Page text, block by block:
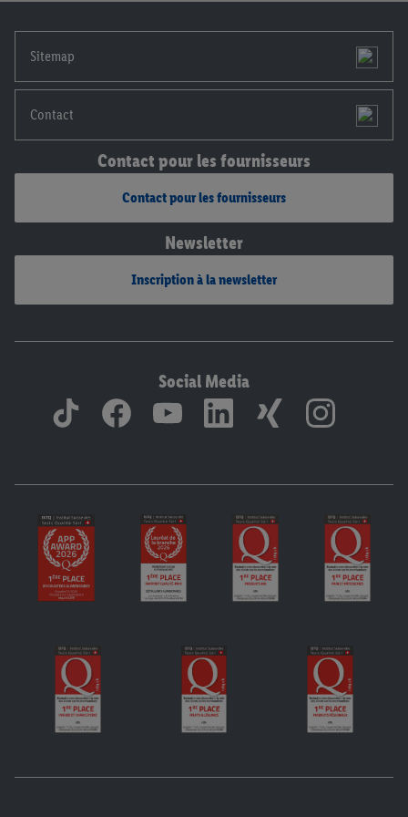
Sitemap
Contact
Contact pour les fournisseurs
Contact pour les fournisseurs
Newsletter
Inscription à la newsletter
Social Media